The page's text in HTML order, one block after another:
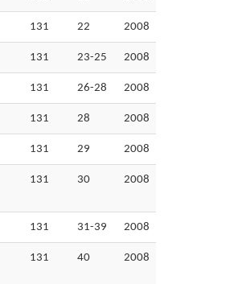
131 22 2008
131 23-25 2008
131 26-28 2008
131 28 2008
131 29 2008
131 30 2008
131 31-39 2008
131 40 2008